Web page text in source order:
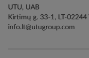
UTU, UAB
Kirtimų g. 33-1, LT-02244
info.lt@utugroup.com